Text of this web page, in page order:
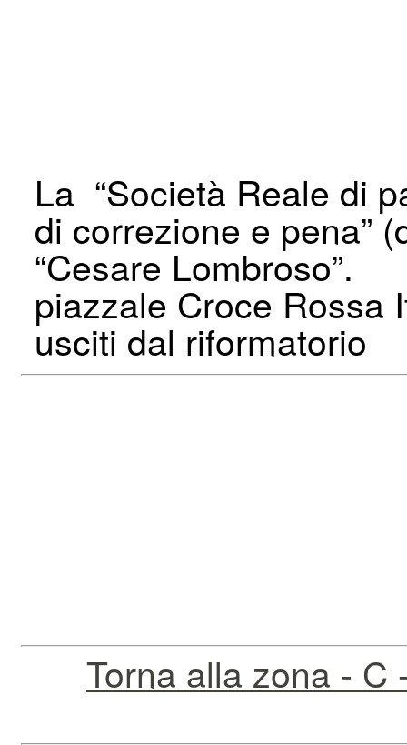
La “Società Reale di
di correzione e pena”
“Cesare Lombroso”.
piazzale Croce Rossa
usciti dal riformatorio
Torna alla zona - C